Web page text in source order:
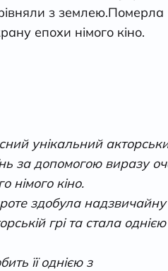
з землею.Померла
епохи німого кіно.
унікальний
за допомогою виразу
німого кіно.
здобула надзвичайну
грі та стала
її однією з